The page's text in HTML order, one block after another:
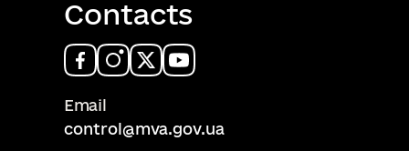
Contacts
Email
control@mva.gov.ua